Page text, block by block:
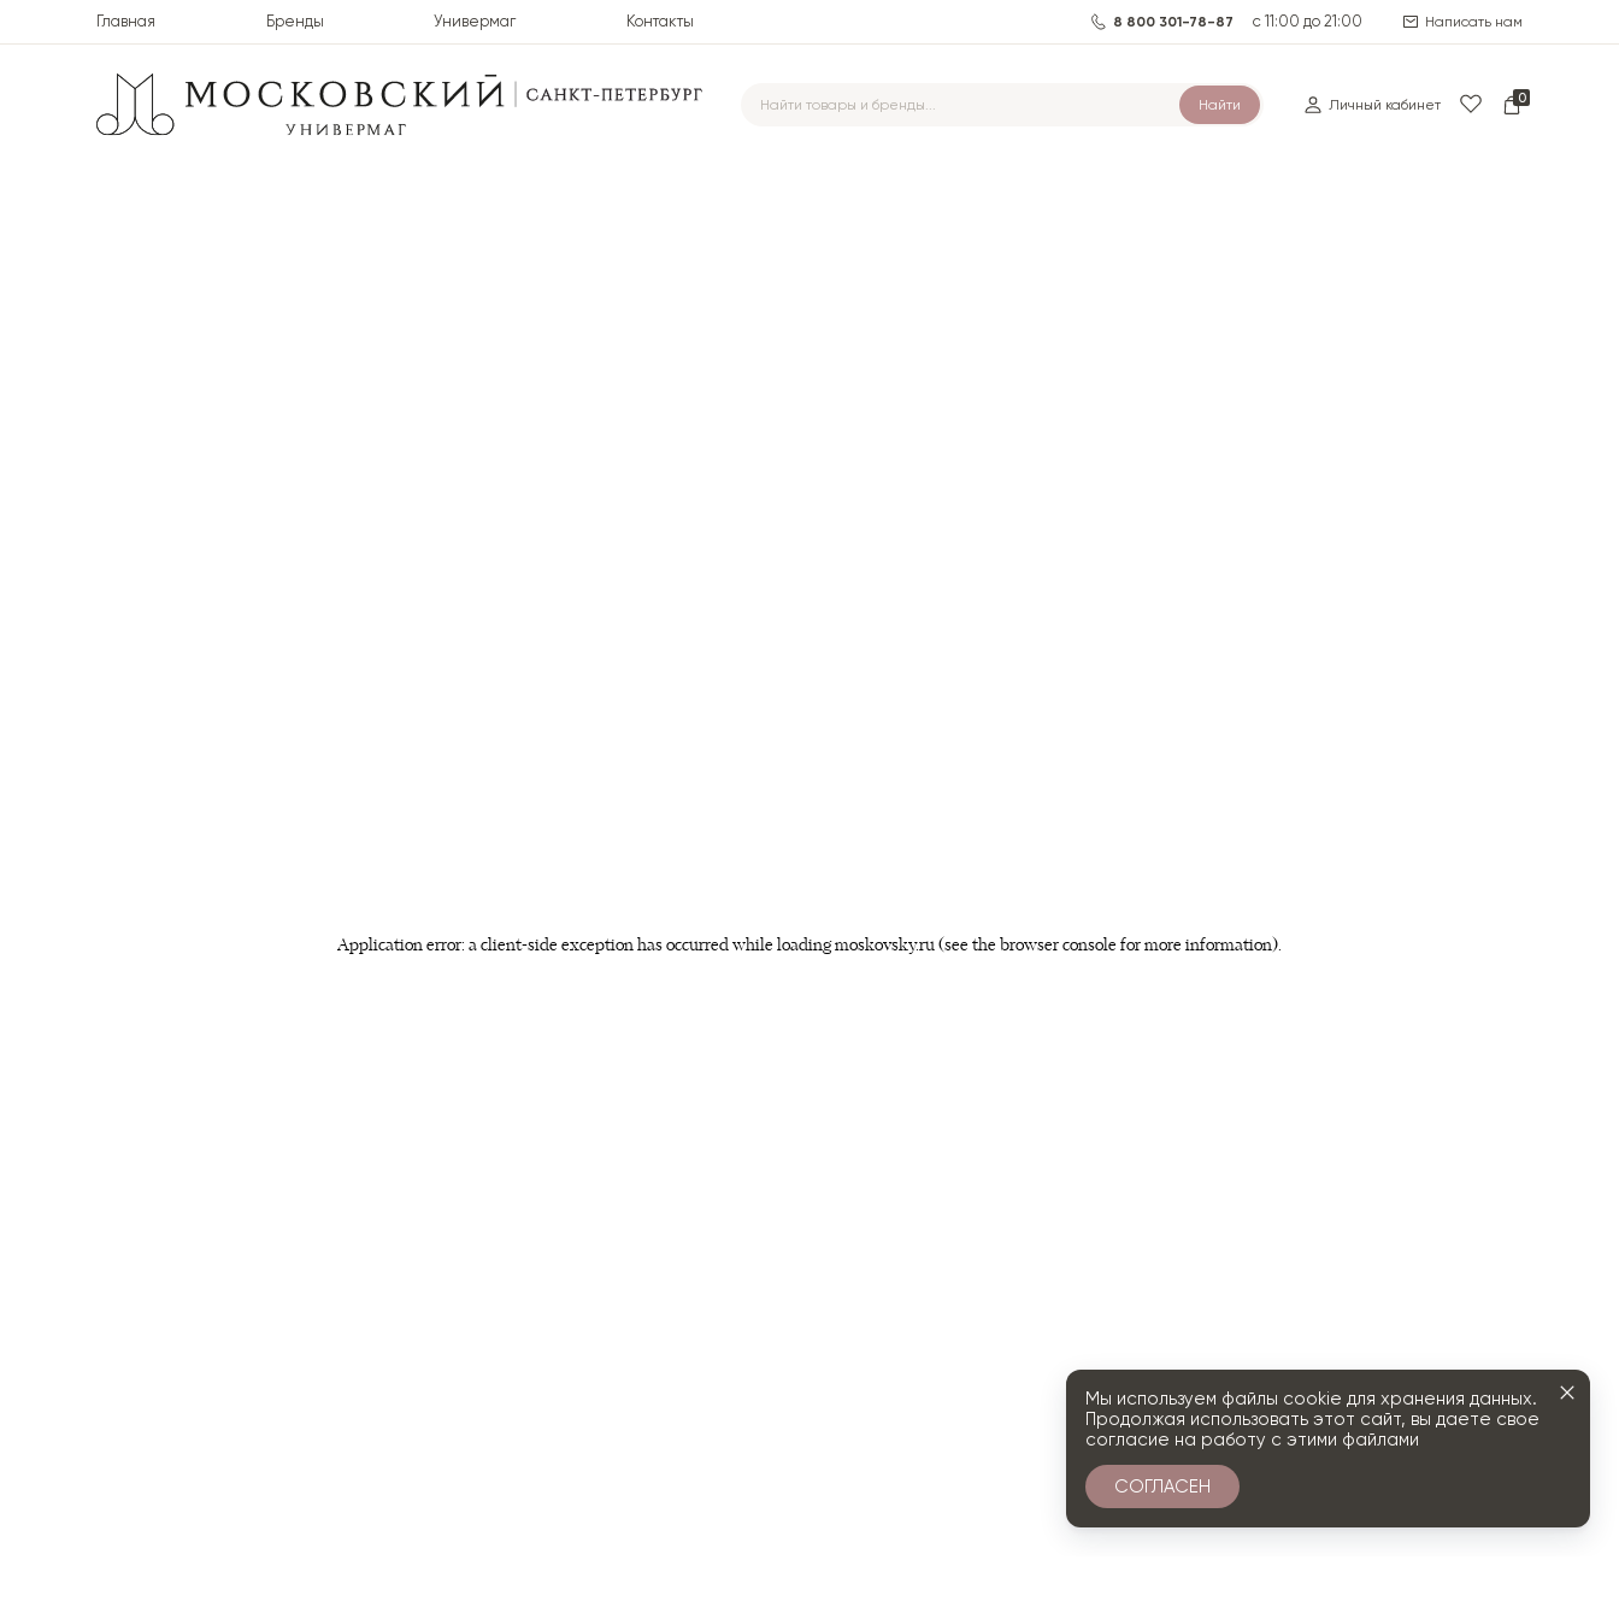
Главная Бренды Универмаг Контакты 8 800 301-78-87 с 11:00 до 21:00 Написать нам
Найти Личный кабинет 0
Application error: a client-side exception has occurred while loadingmoskovsky.ru (see the browser console for more information).
Мы используем файлы cookie для хранения данных.
Продолжая использовать этот сайт, вы даете свое
согласие на работу с этими файлами
СОГЛАСЕН